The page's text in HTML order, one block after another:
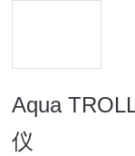
Aqua
仪